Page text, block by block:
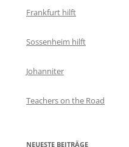
Frankfurt hilft
Sossenheim hilft
Johanniter
Teachers on the Road
NEUESTE BEITRÄGE